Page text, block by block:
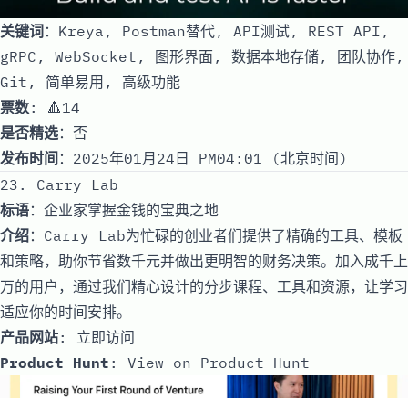
关键词：Kreya, Postman替代, API测试, REST API,
gRPC, WebSocket, 图形界面, 数据本地存储, 团队协作,
Git, 简单易用, 高级功能
票数: 🔺14
是否精选：否
发布时间 ：2025年01月24日 PM04:01 (北京时间)
23. Carry Lab
标语：企业家掌握金钱的宝典之地
介绍：Carry Lab为忙碌的创业者们提供了精确的工具、模板
和策略，助你节省数千元并做出更明智的财务决策。加入成千上
万的用户，通过我们精心设计的分步课程、工具和资源，让学习
适应你的时间安排。
产品网站: 立即访问
Product Hunt : View on Product Hunt